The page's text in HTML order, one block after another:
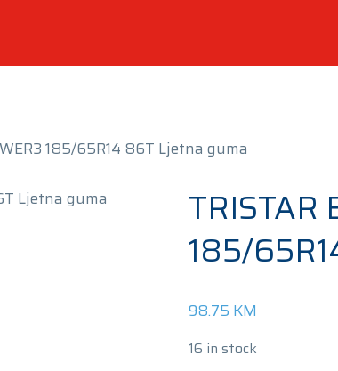
185/65R14 86T Ljetna guma
TRISTAR
185/
98.75 KM
16 in stock